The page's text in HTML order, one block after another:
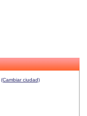
(Cambiar ciudad)